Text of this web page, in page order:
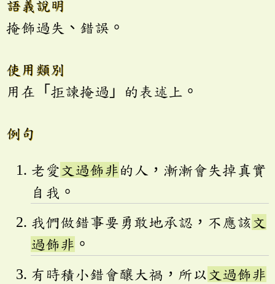
語義說明
掩飾過失、錯誤。
使用類別
用在「拒諫掩過」的表述上。
例句
老愛 文過飾非的人，漸漸會失掉真實
自我。
我們做錯事要勇敢地承認，不應該 文
過飾非 。
有時積小錯會釀大禍，所以 文過飾非